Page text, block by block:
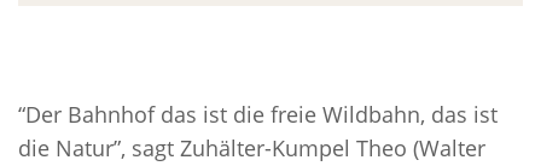
“Der Bahnhof das ist die freie Wildbahn, das ist
die Natur”, sagt Zuhälter-Kumpel Theo (Walter